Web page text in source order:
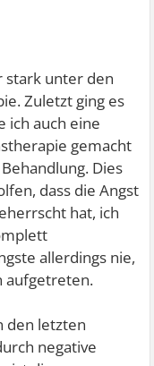
stark unter den
Zuletzt ging es
ich auch eine
gemacht
Dies
dass die Angst
hat, ich
allerdings nie,
aufgetreten.
den letzten
negative